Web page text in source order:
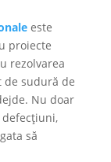
este
proiecte
rezolvarea
de sudură de
Nu doar
să